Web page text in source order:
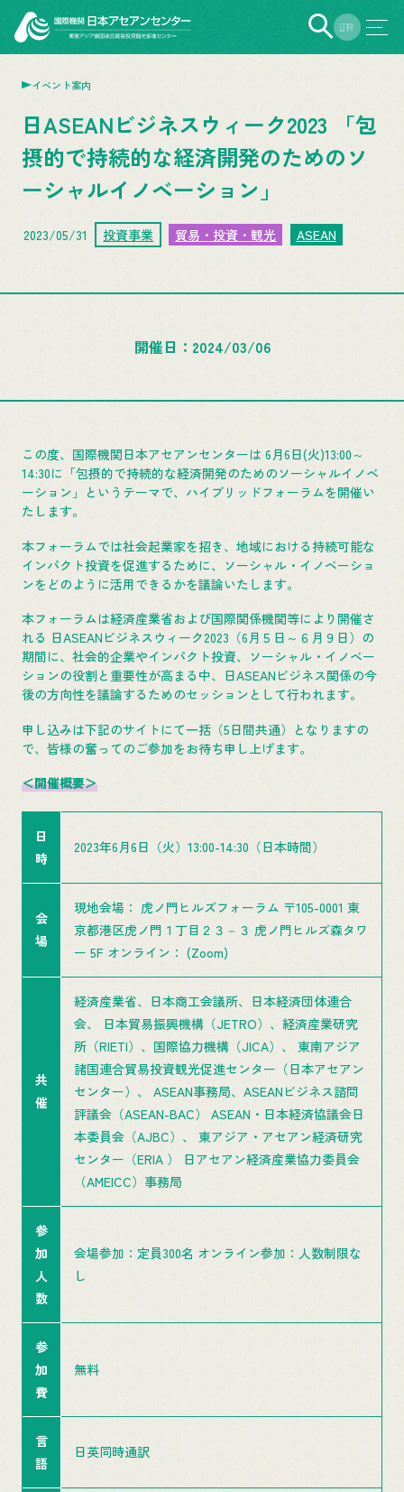
EN
JP
イベント案内
日ASEANビジネスウィーク2023 「包
摂的で持続的な経済開発のためのソ
ーシャルイノベーション」
2023/05/31 投資事業 貿易・投資・観光 ASEAN
開催日 2024/03/06
この度、国際機関日本アセアンセンターは 6月6日(火)13:00～
14:30に「包摂的で持続的な経済開発のためのソーシャルイノベ
ーション」というテーマで、ハイブリッドフォーラムを開催い
たします。
本フォーラムでは社会起業家を招き、地域における持続可能な
インパクト投資を促進するために、ソーシャル・イノベーショ
ンをどのように活用できるかを議論いたします。
本フォーラムは経済産業省および国際関係機関等により開催さ
れる 日ASEANビジネスウィーク2023（6月５日～６月９日）の
期間に、社会的企業やインパクト投資、ソーシャル・イノベー
ションの役割と重要性が高まる中、日ASEANビジネス関係の今
後の方向性を議論するためのセッションとして行われます。
申し込みは下記のサイトにて一括（5日間共通）となりますの
で、皆様の奮ってのご参加をお待ち申し上げます。
＜開催概要＞
日
時
2023年6月6日（火）13:00-14:30（日本時間）
会
場
現地会場： 虎ノ門ヒルズフォーラム 〒105-0001 東
京都港区虎ノ門１丁目２３－３ 虎ノ門ヒルズ森タワ
ー 5F オンライン： (Zoom)
共
催
経済産業省、日本商工会議所、日本経済団体連合
会、 日本貿易振興機構（JETRO）、経済産業研究
所（RIETI）、国際協力機構（JICA）、 東南アジア
諸国連合貿易投資観光促進センター（日本アセアン
センター）、 ASEAN事務局、ASEANビジネス諮問
評議会（ASEAN-BAC） ASEAN・日本経済協議会日
本委員会（AJBC）、 東アジア・アセアン経済研究
センター（ERIA ） 日アセアン経済産業協力委員会
（AMEICC）事務局
参
加
人
数
会場参加：定員300名 オンライン参加：人数制限な
し
参
加
費
無料
言
語
日英同時通訳